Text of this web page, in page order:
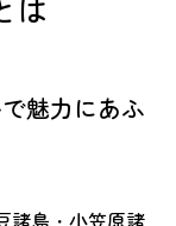
魅力にあふ
諸島・小笠原諸